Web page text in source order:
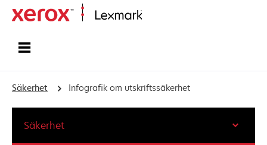
Säkerhet Infografik om utskriftssäkerhet
Säkerhet